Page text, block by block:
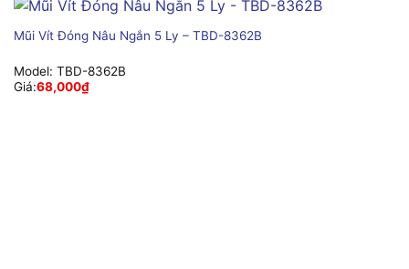
Mũi Vít Đóng Nâu Ngắn 5 Ly – TBD-8362B
Model: TBD-8362B
Giá:68,000₫